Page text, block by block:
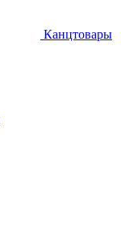
Канцтовары